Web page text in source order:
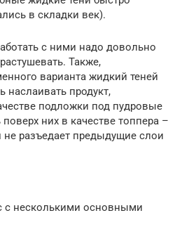
в складки век).
с ними надо довольно
Также,
варианта жидкий теней
наслаивать продукт,
подложки под пудровые
них в качестве топпера –
не разъедает предыдущие слои
с несколькими основными